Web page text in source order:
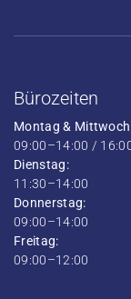
Bürozeiten
Montag &
09:00–14:00 /
Dienstag:
11:30–14:00
Donnerstag:
09:00–14:00
Freitag:
09:00–12:00